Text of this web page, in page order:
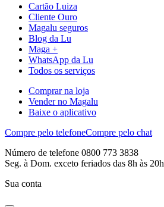
Cartão Luiza
Cliente Ouro
Magalu seguros
Blog da Lu
Maga +
WhatsApp da Lu
Todos os serviços
Comprar na loja
Vender no Magalu
Baixe o aplicativo
Compre pelo telefoneCompre pelo chat
Número de telefone 0800 773 3838
Seg. à Dom. exceto feriados das 8h às 20h
Sua conta